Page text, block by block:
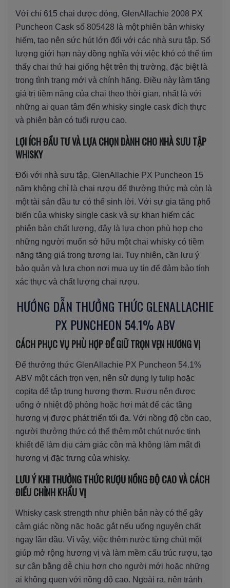
Với chỉ 615 chai được đóng, GlenAllachie 2008 PX
Puncheon Cask số 805428 là một phiên bản whisky
hiếm, tạo nên sức hút lớn đối với các nhà sưu tập. Số
lượng giới hạn này đồng nghĩa với việc khó có thể tìm
thấy chai thứ hai giống hệt trên thị trường, đặc biệt là
trong tình trạng mới và chính hãng. Điều này làm tăng
giá trị tiềm năng của chai theo thời gian, nhất là với
những ai quan tâm đến whisky single cask đích thực
và phiên bản có tuổi rượu cao.
LỢI ÍCH ĐẦU TƯ VÀ LỰA CHỌN DÀNH CHO NHÀ SƯU TẬP
WHISKY
Đối với nhà sưu tập, GlenAllachie PX Puncheon 15
năm không chỉ là chai rượu để thưởng thức mà còn là
một tài sản đầu tư có thể sinh lời. Với sự gia tăng phổ
biến của whisky single cask và sự khan hiếm các
phiên bản chất lượng, đây là lựa chọn phù hợp cho
những người muốn sở hữu một chai whisky có tiềm
năng tăng giá trong tương lai. Tuy nhiên, cần lưu ý
bảo quản và lựa chọn nơi mua uy tín để đảm bảo tính
xác thực và chất lượng chai rượu.
HƯỚNG DẪN THƯỞNG THỨC GLENALLACHIE
PX PUNCHEON 54.1% ABV
CÁCH PHỤC VỤ PHÙ HỢP ĐỂ GIỮ TRỌN VẸN HƯƠNG VỊ
Để thưởng thức GlenAllachie PX Puncheon 54.1%
ABV một cách trọn vẹn, nên sử dụng ly tulip hoặc
copita để tập trung hương thơm. Rượu nên được
uống ở nhiệt độ phòng hoặc hơi mát để các tầng
hương vị được phát triển tối đa. Với nồng độ cồn cao,
người thưởng thức có thể thêm một chút nước tinh
khiết để làm dịu cảm giác cồn mà không làm mất đi
hương vị đặc trưng của whisky.
LƯU Ý KHI THƯỞNG THỨC RƯỢU NỒNG ĐỘ CAO VÀ CÁCH
ĐIỀU CHỈNH KHẨU VỊ
Whisky cask strength như phiên bản này có thể gây
cảm giác nồng nặc hoặc gắt nếu uống nguyên chất
ngay lần đầu. Vì vậy, việc thêm nước từng chút một
giúp mở rộng hương vị và làm mềm cấu trúc rượu, tạo
sự cân bằng dễ chịu hơn cho người mới hoặc những
ai không quen với nồng độ cao. Ngoài ra, nên tránh